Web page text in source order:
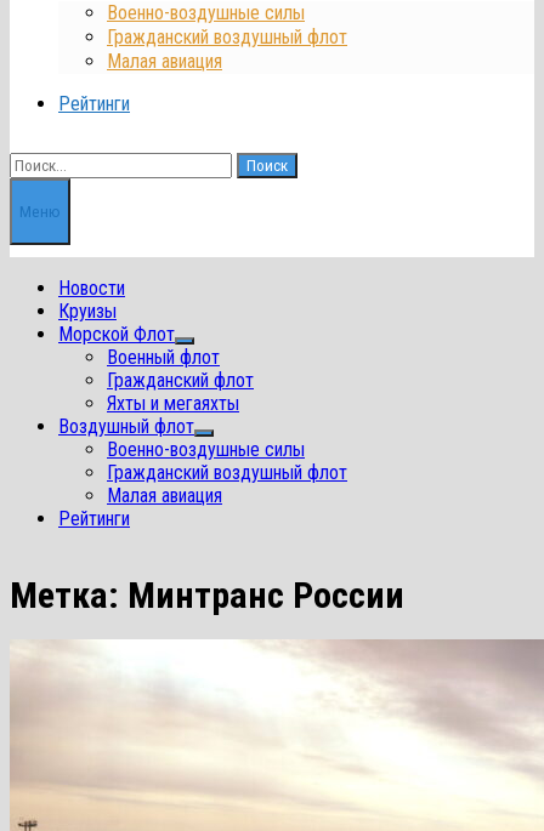
Военно-воздушные силы
Гражданский воздушный флот
Малая авиация
Рейтинги
Найти:
Меню
Новости
Круизы
Морской Флот
Показать
подменю
Военный флот
Гражданский флот
Яхты и мегаяхты
Воздушный флот
Показать
подменю
Военно-воздушные силы
Гражданский воздушный флот
Малая авиация
Рейтинги
Метка: Минтранс России